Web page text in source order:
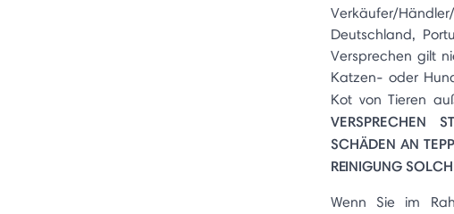
Verkäufer/
Deutschland,
Versprechen gilt
Katzen- oder
Kot von Tieren
VERSPRECHEN
SCHÄDEN AN
REINIGUNG
Wenn Sie im